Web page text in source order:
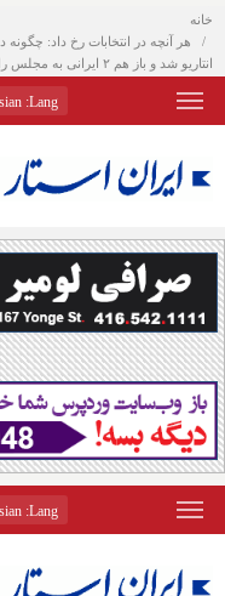
خانه
هر آنچه در انتخابات رخ داد:
انتاریو شد و باز هم ۲ ایرانی به مجلس راه یافتند
Lang
: Persian
Lang
: Persian